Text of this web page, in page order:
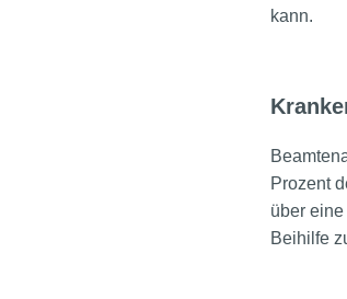
kann.
Prozent
über
Beihilfe